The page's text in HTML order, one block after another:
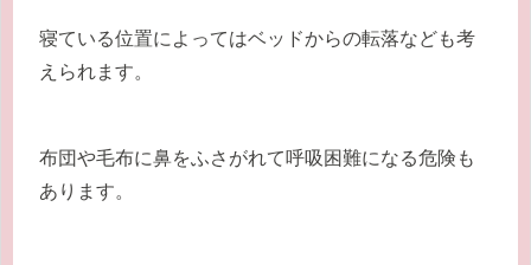
寝ている位置によってはベッドからの転落なども考
えられます。
布団や毛布に鼻をふさがれて呼吸困難になる危険も
あります。